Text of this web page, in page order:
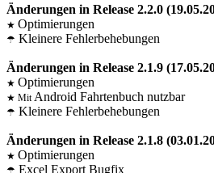
Änderungen in Release 2.2.0
★ Optimierungen
☂ Kleinere Fehlerbehebungen
Änderungen in Release 2.1.9
★ Optimierungen
★ Mit Android Fahrtenbuch nutzbar
☂ Kleinere Fehlerbehebungen
Änderungen in Release 2.1.8
★ Optimierungen
☂ Excel Export Bugfix